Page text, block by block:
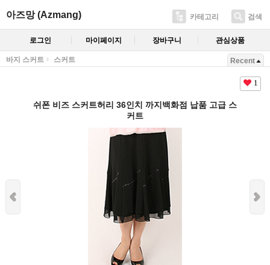
아즈망 (Azmang) 카테고리 검색
로그인 마이페이지 장바구니 관심상품
바지 스커트 스커트 Recent
1
쉬폰 비즈 스커트허리 36인치 까지백화점 납품 고급 스
커트